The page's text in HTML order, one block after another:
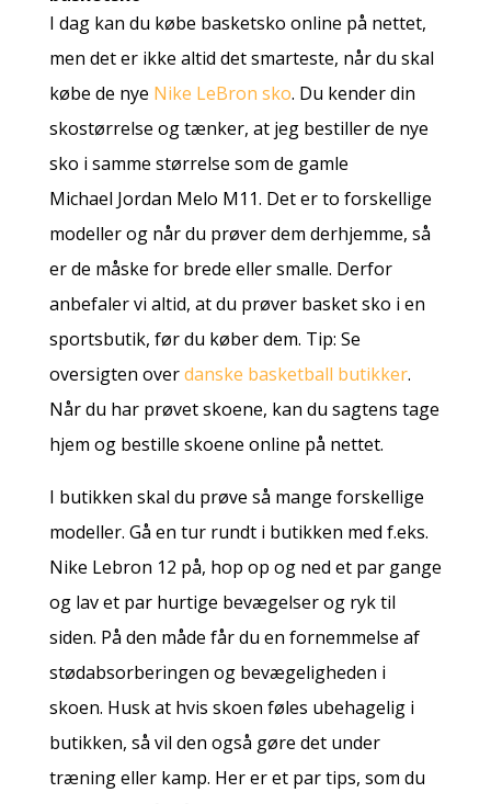
I dag kan du købe basketsko online på nettet,
men det er ikke altid det smarteste, når du skal
købe de nye Nike LeBron sko. Du kender din
skostørrelse og tænker, at jeg bestiller de nye
sko i samme størrelse som de gamle
Michael Jordan Melo M11. Det er to forskellige
modeller og når du prøver dem derhjemme, så
er de måske for brede eller smalle. Derfor
anbefaler vi altid, at du prøver basket sko i en
sportsbutik, før du køber dem. Tip: Se
oversigten overdanske basketball butikker.
Når du har prøvet skoene, kan du sagtens tage
hjem og bestille skoene online på nettet.
I butikken skal du prøve så mange forskellige
modeller. Gå en tur rundt i butikken med f.eks.
Nike Lebron 12 på, hop op og ned et par gange
og lav et par hurtige bevægelser og ryk til
siden. På den måde får du en fornemmelse af
stødabsorberingen og bevægeligheden i
skoen. Husk at hvis skoen føles ubehagelig i
butikken, så vil den også gøre det under
træning eller kamp. Her er et par tips, som du